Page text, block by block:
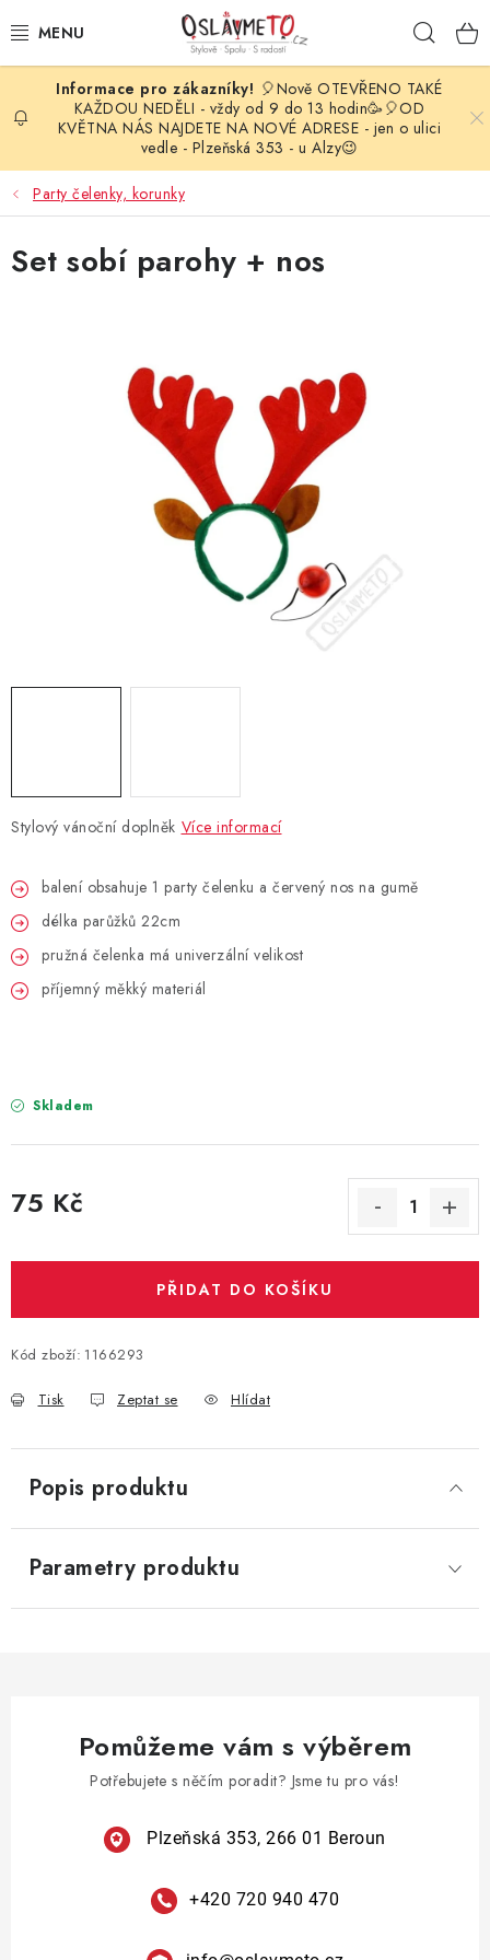
na
OSLAVA NAROZENIN
STYLOVÁ PARTY
DEKORACE A VÝZDOBA
BALÓNKY
PARTY STOLOVÁNÍ
SVATEBNÍ DOPLŇKY
BARVY NA OBLIČEJ A VLASY
HELIUM NA BALÓNKY
OSLAVA PODLE BAREV
PARTY FOTOKOUTEK
ROZLUČKA SE SVOBODOU
SEZÓNNÍ SVÁTKY
VYSTŘELOVACÍ KONFETY
ORGANZY, STOLOVÉ ŠERPY
🎈Nově OTEVŘENO TAKÉ
KAŽDOU NEDĚLI - vždy od 9 do 13 hodin🥳🎈OD
KVĚTNA NÁS NAJDETE NA NOVÉ ADRESE - jen o ulici
vedle - Plzeňská 353 - u Alzy😉
Party čelenky, korunky
Stylový vánoční doplněk Více informací
balení obsahuje 1 party čelenku a červený nos na gumě
délka parůžků 22cm
pružná čelenka má univerzální velikost
příjemný měkký materiál
Skladem
75 Kč
PŘIDAT DO KOŠÍKU
Kód zboží: 1166293
Tisk Zeptat se Hlídat
Set sobí parohy + nos
Popis produktu
Parametry produktu
Pomůžeme vám s výběrem
Potřebujete s něčím poradit? Jsme tu pro vás!
Plzeňská 353, 266 01 Beroun
+420 720 940 470